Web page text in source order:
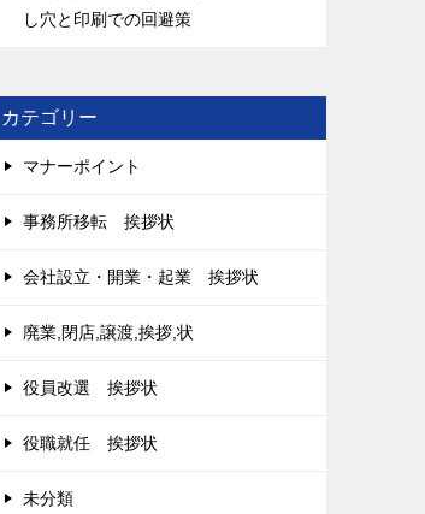
し穴と印刷での回避策
カテゴリー
マナーポイント
事務所移転 挨拶状
会社設立・開業・起業 挨拶状
廃業,閉店,譲渡,挨拶,状
役員改選 挨拶状
役職就任 挨拶状
未分類